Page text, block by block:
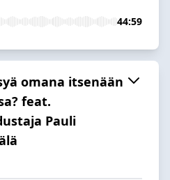
44:59
omana itsenään
feat.
Pauli